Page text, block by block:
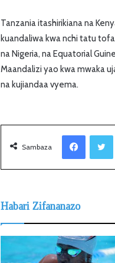
Tanzania itashirikiana na
kuandaliwa kwa nchi tatu
na Nigeria, na Equatorial
Maandalizi yao kwa mwaka
na kujiandaa vyema.
Sambaza
Habari Zifananazo